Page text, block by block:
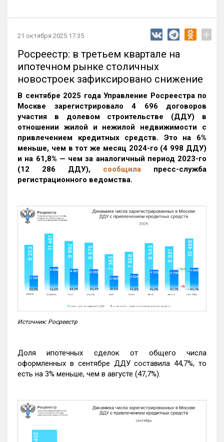
21 октября 2025 17:35 +
Росреестр: в третьем квартале на
ипотечном рынке столичных
новостроек зафиксировано снижение
В сентябре 2025 года Управление Росреестра по
Москве зарегистрировало 4 696 договоров
участия в долевом строительстве (ДДУ) в
отношении жилой и нежилой недвижимости с
привлечением кредитных средств. Это на 6%
меньше, чем в тот же месяц 2024-го (4 998 ДДУ)
и на 61,8% — чем за аналогичный период 2023-го
(12 286 ДДУ), сообщила пресс-служба
регистрационного ведомства.
Источник: Росреестр
Доля ипотечных сделок от общего числа
оформленных в сентябре ДДУ составила 44,7%, то
есть на 3% меньше, чем в августе (47,7%).